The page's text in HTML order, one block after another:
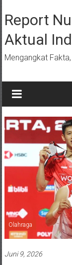
ke
konten
Report
Aktual
Mengangkat
Olahraga
Juni 9, 2026